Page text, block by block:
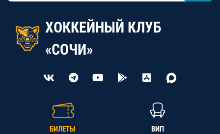
ХОККЕЙНЫЙ КЛУБ
«СОЧИ»
БИЛЕТЫ ВИП